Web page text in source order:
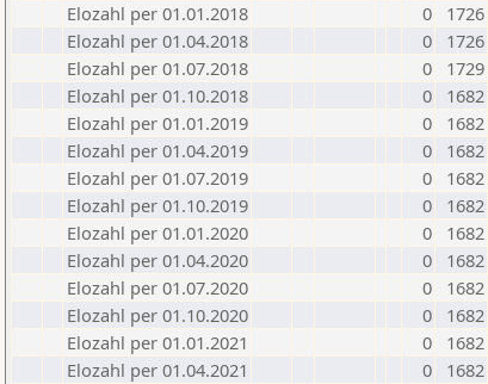
Elozahl per 01.01.2018
0
1726
Elozahl per 01.04.2018
0
1726
Elozahl per 01.07.2018
0
1729
Elozahl per 01.10.2018
0
1682
Elozahl per 01.01.2019
0
1682
Elozahl per 01.04.2019
0
1682
Elozahl per 01.07.2019
0
1682
Elozahl per 01.10.2019
0
1682
Elozahl per 01.01.2020
0
1682
Elozahl per 01.04.2020
0
1682
Elozahl per 01.07.2020
0
1682
Elozahl per 01.10.2020
0
1682
Elozahl per 01.01.2021
0
1682
Elozahl per 01.04.2021
0
1682